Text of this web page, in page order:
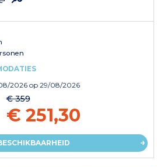
2026 op 29/08/2026
€ 359
€ 251,30